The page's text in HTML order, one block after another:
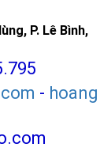
P. Lê Bình,
- hoang